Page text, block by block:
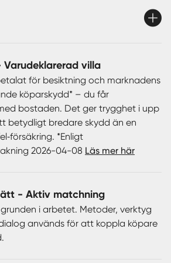
grillkvällar!?
på bostadshus och garage, nya
altandörr, nydragen el, nytt kök
Källaren är grundligt renoverad där
för att lägga ner golvvärme.
installerade vilket tillsammans
gör detta till ett mycket
Om du är
finns här gott om plats för odling
om att sätta upp ett växthus - här
En stor altan vetter in mot
plats för sommarens grillkvällar
villa
för besiktning och marknadens
köparskydd* – du får
bostaden. Det ger trygghet i upp
betydligt bredare skydd än en
*Enligt
2026-04-08 Läs mer här
- Aktiv matchning
i arbetet. Metoder, verktyg
används för att koppla köpare